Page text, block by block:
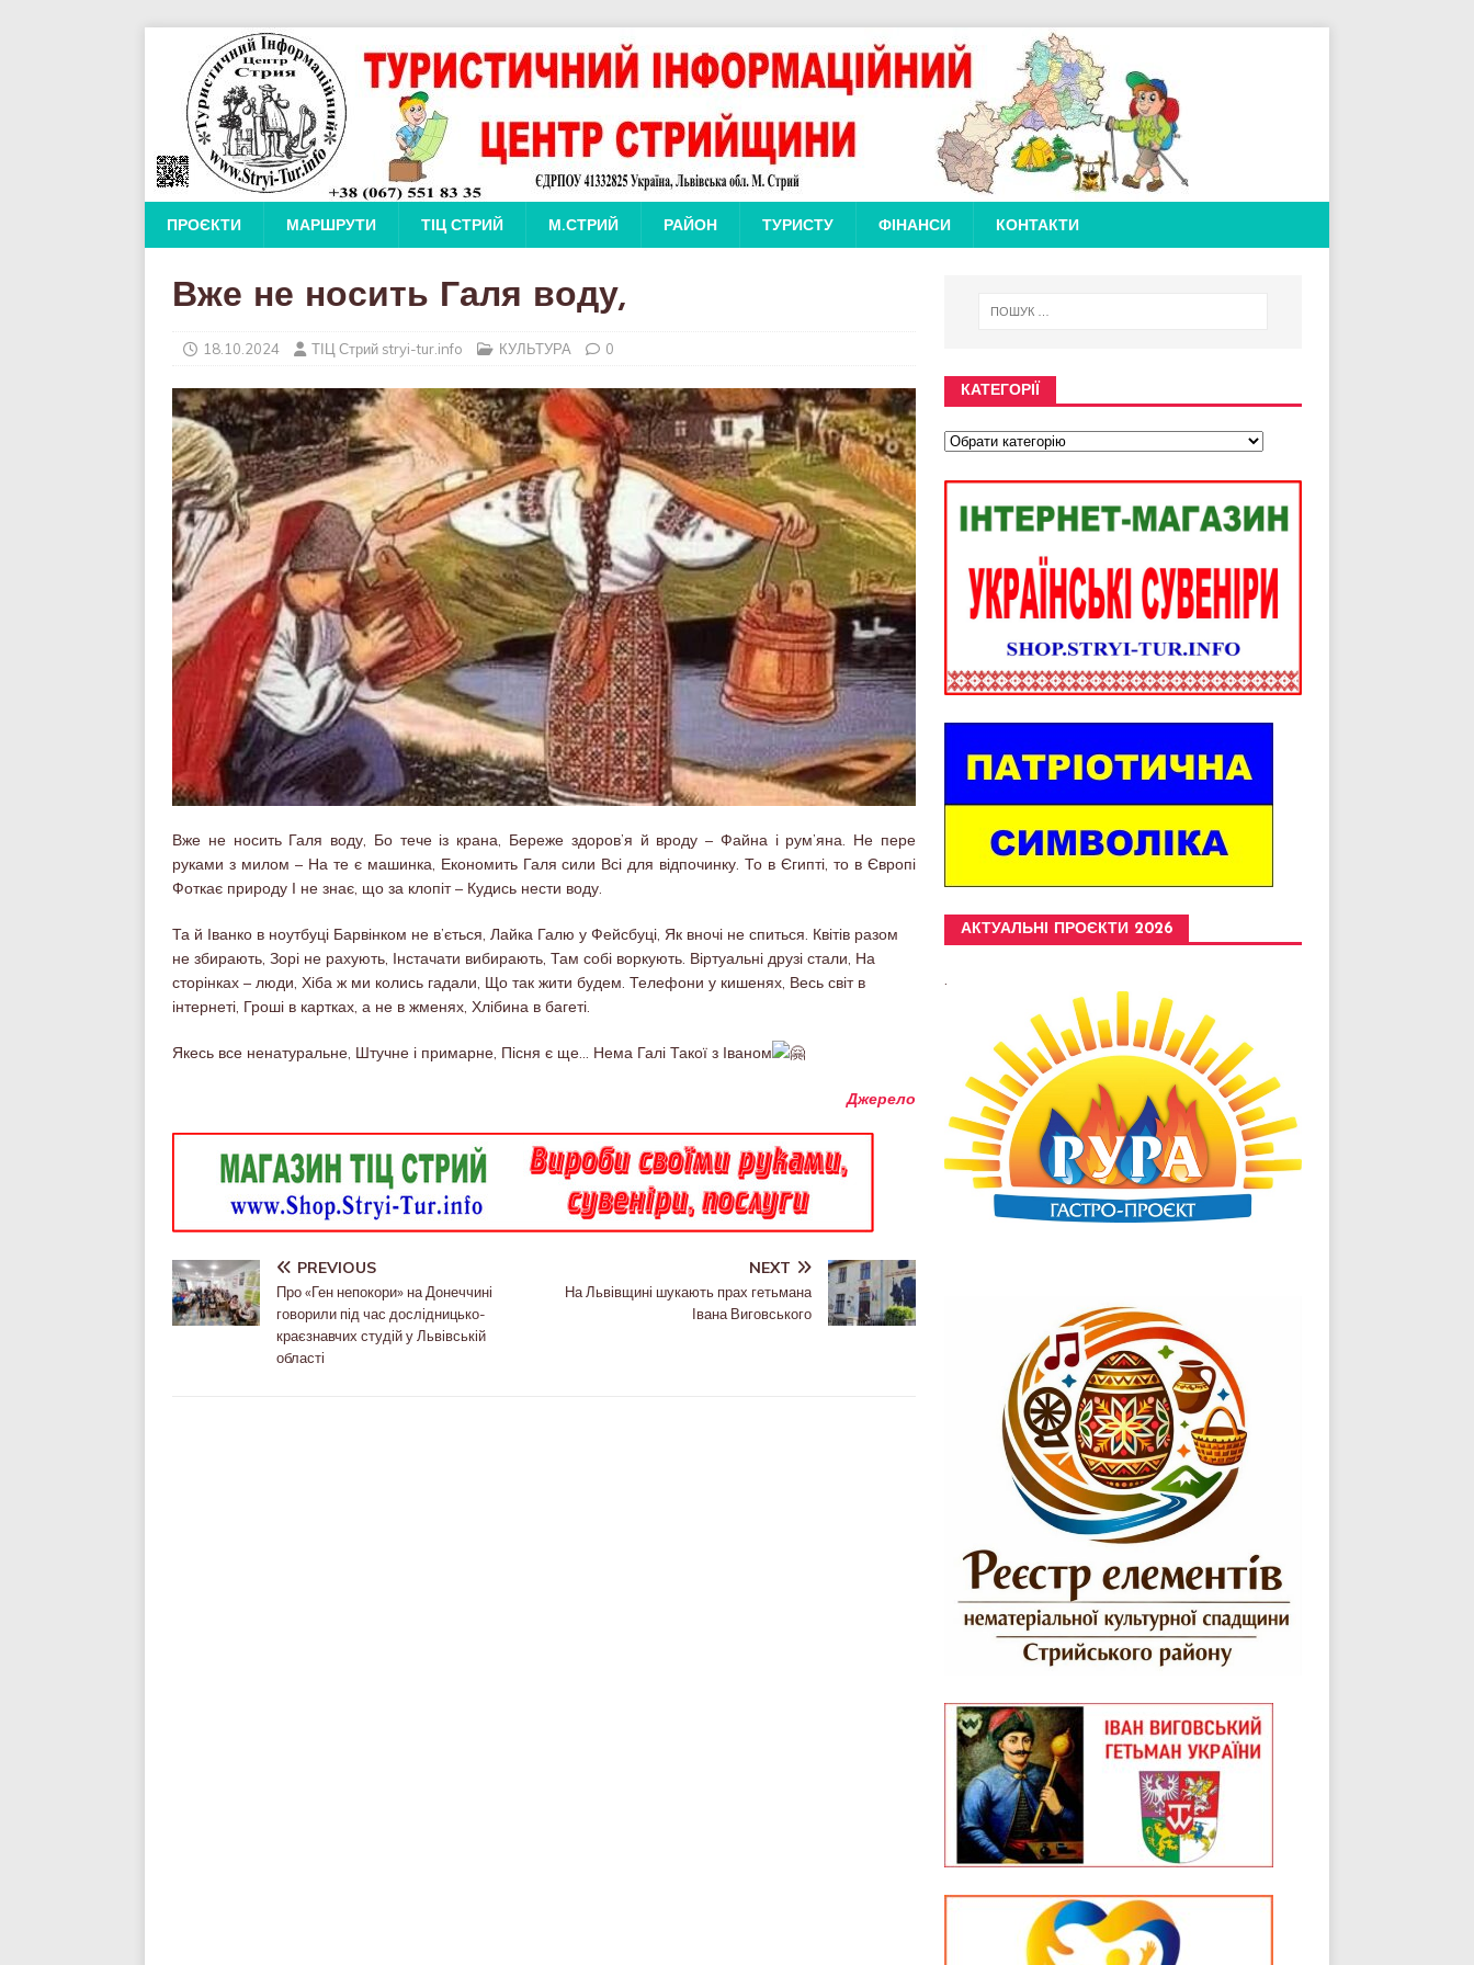
ПРОЄКТИ МАРШРУТИ ТІЦ СТРИЙ М.СТРИЙ РАЙОН ТУРИСТУ ФІНАНСИ КОНТАКТИ
Вже не носить Галя воду,
18.10.2024 ТІЦ Стрий stryi-tur.info КУЛЬТУРА 0
Вже не носить Галя воду, Бо тече із крана, Береже здоров’я й вроду – Файна і рум’яна. Не пере
руками з милом – На те є машинка, Економить Галя сили Всі для відпочинку. То в Єгипті, то в Європі
Фоткає природу І не знає, що за клопіт – Кудись нести воду.
Та й Іванко в ноутбуці Барвінком не в’ється, Лайка Галю у Фейсбуці, Як вночі не спиться. Квітів разом
не збирають, Зорі не рахують, Інстачати вибирають, Там собі воркують. Віртуальні друзі стали, На
сторінках – люди, Хіба ж ми колись гадали, Що так жити будем. Телефони у кишенях, Весь світ в
інтернеті, Гроші в картках, а не в жменях, Хлібина в багеті.
Якесь все ненатуральне, Штучне і примарне, Пісня є ще… Нема Галі Такої з Іваном
Джерело
PREVIOUS
Про «Ген непокори» на Донеччині
говорили під час дослідницько-
краєзнавчих студій у Львівській
області
NEXT
На Львівщині шукають прах гетьмана
Івана Виговського
КАТЕГОРІЇ
АКТУАЛЬНІ ПРОЄКТИ 2026
.